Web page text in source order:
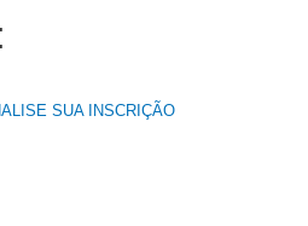
SUA INSCRIÇÃO